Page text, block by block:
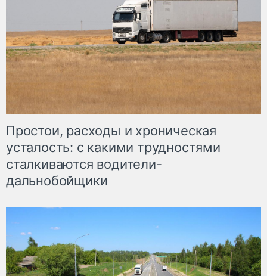
Простои, расходы и хроническая
усталость: с какими трудностями
сталкиваются водители-
дальнобойщики